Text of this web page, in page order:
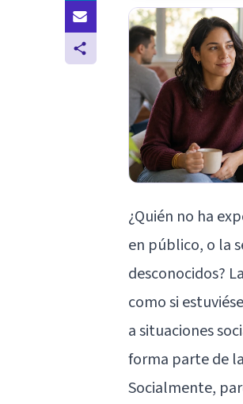
¿Quién no ha
en público, o la
desconocidos?
como si
a situaciones
forma parte de
Socialmente,